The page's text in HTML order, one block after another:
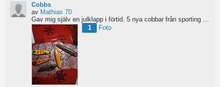
Cobbs
av Mathias 70
1
Foto